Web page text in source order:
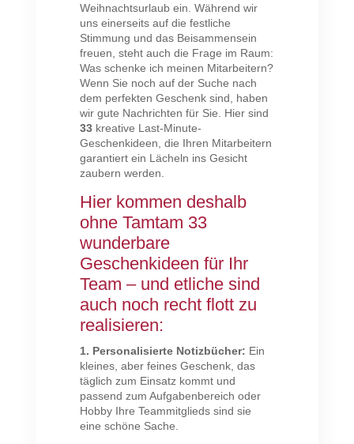
Weihnachtsurlaub ein. Während wir
uns einerseits auf die festliche
Stimmung und das Beisammensein
freuen, steht auch die Frage im Raum:
Was schenke ich meinen Mitarbeitern?
Wenn Sie noch auf der Suche nach
dem perfekten Geschenk sind, haben
wir gute Nachrichten für Sie. Hier sind
33kreative Last-Minute-
Geschenkideen, die Ihren Mitarbeitern
garantiert ein Lächeln ins Gesicht
zaubern werden.
Hier kommen deshalb
ohne Tamtam 33
wunderbare
Geschenkideen für Ihr
Team – und etliche sind
auch noch recht flott zu
realisieren:
1. Personalisierte Notizbücher: Ein
kleines, aber feines Geschenk, das
täglich zum Einsatz kommt und
passend zum Aufgabenbereich oder
Hobby Ihre Teammitglieds sind sie
eine schöne Sache.